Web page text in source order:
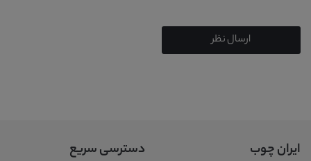
ارسال نظر
ایران چوب دسترسی سریع